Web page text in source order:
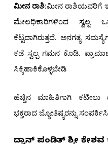
ಮೀನ ರಾಶಿ:ಮೀನ ರಾಶಿಯವರಿಗೆ
ಮೇಲಧಿಕಾರಿಗಳಿಂದ ಸ್ವಲ್ಪ
ಕೆಟ್ಟದಾಗಿರುತ್ತದೆ. ಅನಗತ್ಯ
ಕಡೆ ಸ್ವಲ್ಪ ಗಮನ ಕೊಡಿ.
ಸಿಕ್ಕಿಹಾಕಿಕೊಳ್ಳಬೇಡಿ
ಹೆಚ್ಚಿನ ಮಾಹಿತಿಗಾಗಿ
ಭಕ್ತರಾದ ಜ್ಯೋತಿಷ್ಯರನ್ನು
ವಿದ್ವಾನ್ ಪಂಡಿತ್ ಶ್ರೀ